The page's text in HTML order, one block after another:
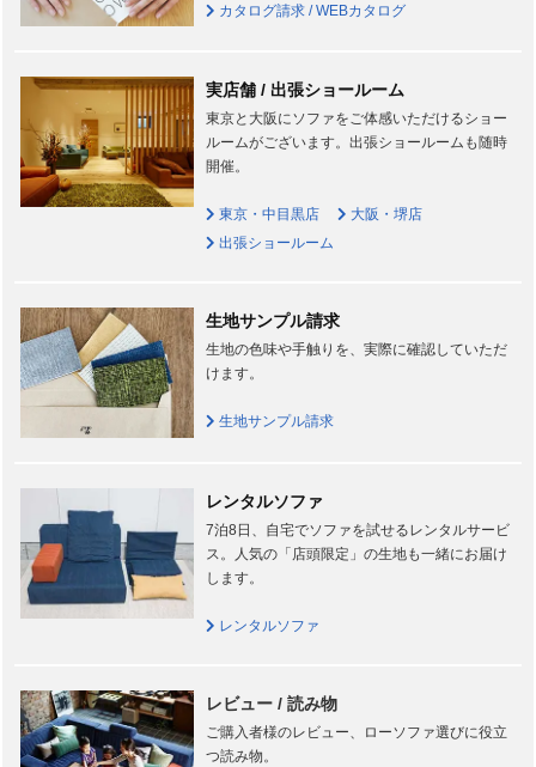
カタログ請求 / WEBカタログ
実店舗 / 出張ショールーム
東京と大阪にソファをご体感いただけるショー
ルームがございます。出張ショールームも随時
開催。
東京・中目黒店
大阪・堺店
出張ショールーム
生地サンプル請求
生地の色味や手触りを、実際に確認していただ
けます。
生地サンプル請求
レンタルソファ
7泊8日、自宅でソファを試せるレンタルサービ
ス。人気の「店頭限定」の生地も一緒にお届け
します。
レンタルソファ
レビュー / 読み物
ご購入者様のレビュー、ローソファ選びに役立
つ読み物。